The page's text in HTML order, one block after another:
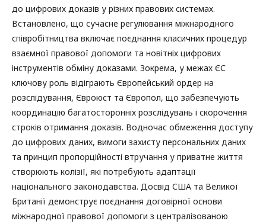
до цифрових доказів у різних правових системах.
Встановлено, що сучасне регулювання міжнародного
співробітництва включає поєднання класичних процедур
взаємної правової допомоги та новітніх цифрових
інструментів обміну доказами. Зокрема, у межах ЄС
ключову роль відіграють Європейський ордер на
розслідування, Євроюст та Європол, що забезпечують
координацію багатосторонніх розслідувань і скорочення
строків отримання доказів. Водночас обмеження доступу
до цифрових даних, вимоги захисту персональних даних
та принцип пропорційності втручання у приватне життя
створюють колізії, які потребують адаптації
національного законодавства. Досвід США та Великої
Британії демонструє поєднання договірної основи
міжнародної правової допомоги з централізованою